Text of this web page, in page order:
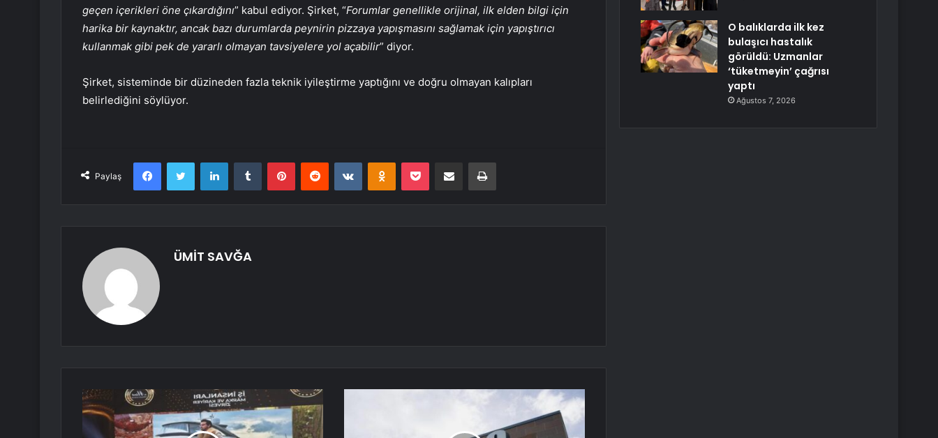
geçen içerikleri öne çıkardığını” kabul ediyor. Şirket, “Forumlar genellikle orijinal, ilk elden bilgi için
harika bir kaynaktır, ancak bazı durumlarda peynirin pizzaya yapışmasını sağlamak için yapıştırıcı
kullanmak gibi pek de yararlı olmayan tavsiyelere yol açabilir” diyor.
Şirket, sisteminde bir düzineden fazla teknik iyileştirme yaptığını ve doğru olmayan kalıpları
belirlediğini söylüyor.
Paylaş
FacebookTwitter LinkedInTumblr PinterestReddit VKontakteOdnoklassniki
Pocket E-Posta ile paylaş Yazdır
ÜMİT SAVĞA
O balıklarda ilk kez
bulaşıcı hastalık
görüldü: Uzmanlar
‘tüketmeyin’ çağrısı
yaptı
Ağustos 7, 2026